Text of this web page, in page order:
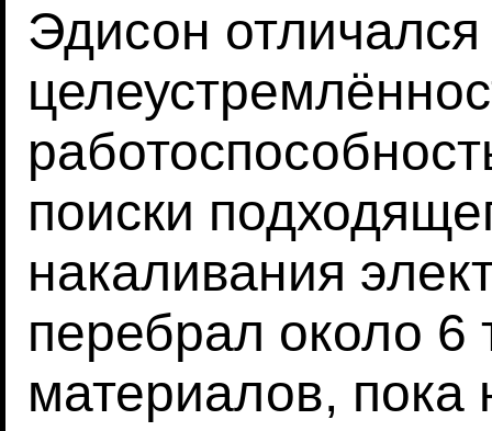
Эдисон
поиски
накаливания
перебрал около 6
материалов, пока